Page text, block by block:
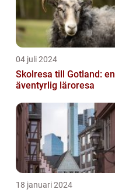
04 juli 2024
Skolresa till Gotland: en
äventyrlig läroresa
18 januari 2024